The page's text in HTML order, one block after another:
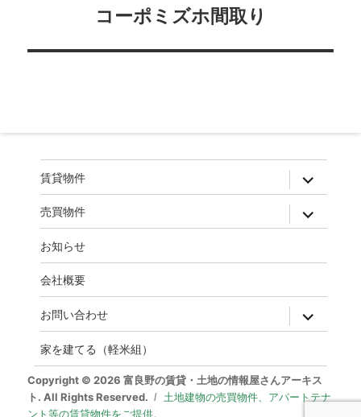
ゲ
ン
コーポミズホ間取り
賃貸物件 expand
child
menu
売買物件 expand
child
menu
お知らせ
会社概要
お問い合わせ expand
child
menu
家を建てる（軽米組）
Copyright © 2026 富良野の賃貸・土地の情報屋さんアーキス
ト. All Rights Reserved.
土地建物の売買物件、アパートテナ
ント等の賃貸物件をご提供。